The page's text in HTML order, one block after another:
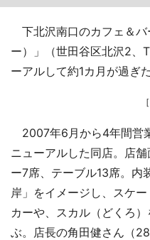
下北沢南口のカフェ＆バ
ー）」（世田谷区北沢2、
ーアルして約1カ月が過ぎた
2007年6月から4年間営
ニューアルした同店。店
ー7席、テーブル13席。内
岸」をイメージし、スケ
カーや、スカル（どくろ
ぶ。店長の角田健さん（